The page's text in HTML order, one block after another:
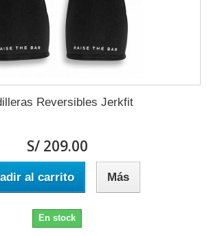
Reversibles Jerkfit
S/ 209.00
al carrito Más
En stock